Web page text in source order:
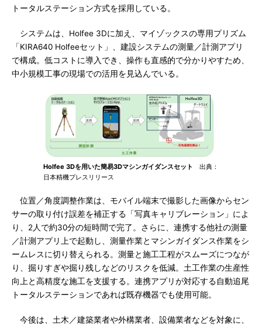
トータルステーション方式を採用している。
システムは、Holfee 3Dに加え、マイゾックスの専用プリズム
「KIRA640 Holfeeセット」、建設システムの測量／計測アプリ
で構成。低コストに導入でき、操作も直感的で分かりやすため、
中小規模工事の現場での活用を見込んでいる。
Holfee 3Dを用いた簡易3Dマシンガイダンスセット
出典：
日本精機プレスリリース
位置／角度調整作業は、モバイル端末で撮影した画像からセン
サーの取り付け誤差を補正する「写真キャリブレーション」によ
り、2人で約30分の短時間で完了。さらに、連携する他社の測量
／計測アプリ上で起動し、測量作業とマシンガイダンス作業をシ
ームレスに切り替えられる。測量と施工工程がスムーズにつなが
り、掘りすぎや掘り残しなどのリスクを低減。土工作業の生産性
向上と高精度な施工を支援する。連携アプリが対応する自動追尾
トータルステーションであれば既存機器でも使用可能。
今後は、土木／建築業者や外構業者、設備業者などを対象に、